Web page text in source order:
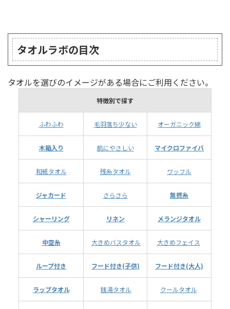
タオルラボの目次
タオルを選びのイメージがある場合にご利用ください。
特徴別で探す
ふわふわ 毛羽落ち少ない オーガニック綿
木箱入り 肌にやさしい マイクロファイバ
和紙タオル 残糸タオル ワッフル
ジャカード さらさら 無撚糸
シャーリング リネン メランジタオル
中空糸 大きめバスタオル 大きめフェイス
ループ付き フード付き(子供) フード付き(大人)
ラップタオル 銭湯タオル クールタオル